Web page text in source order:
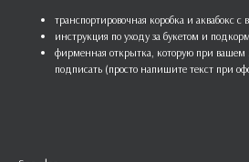
транспортировочная коробка и аквабокс с
инструкция по уходу за букетом и
фирменная открытка, которую при
подписать (просто напишите текст при